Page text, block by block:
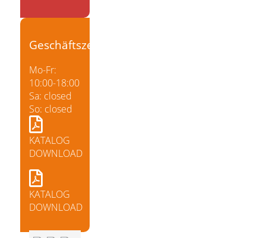
Geschäftszeiten
Mo-Fr:
10:00-18:00
Sa: closed
So: closed
KATALOG
DOWNLOAD
KATALOG
DOWNLOAD